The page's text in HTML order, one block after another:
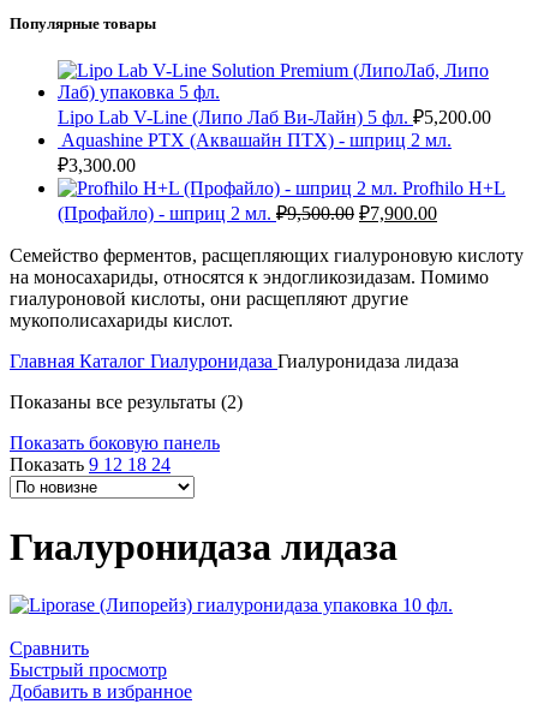
Популярные товары
Lipo Lab V-Line (Липо Лаб Ви-Лайн) 5 фл. ₽5,200.00
Aquashine PTX (Аквашайн ПТХ) - шприц 2 мл.
₽3,300.00
Profhilo H+L
(Профайло) - шприц 2 мл. ₽9,500.00 Первоначальная
составляла
₽9,500.00.
₽7,900.00Текущая
₽7,900.00.
Семейство ферментов, расщепляющих гиалуроновую кислоту
на моносахариды, относятся к эндогликозидазам. Помимо
гиалуроновой кислоты, они расщепляют другие
мукополисахариды кислот.
Главная Каталог Гиалуронидаза Гиалуронидаза лидаза
Показаны все результаты (2)Сортировка:
Показать боковую панель
Показать 9 12 18 24
Гиалуронидаза лидаза
Сравнить
Быстрый просмотр
Добавить в избранное